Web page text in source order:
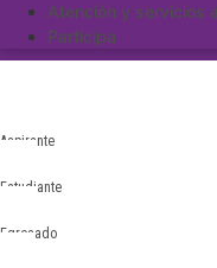
Atención y servicios
Participa
Aspirante
Estudiante
Egresado